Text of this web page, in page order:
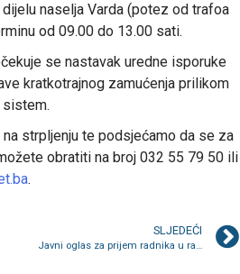
naselja Varda (potez od trafoa
od 09.00 do 13.00 sati.
se nastavak uredne isporuke
kratkotrajnog zamućenja prilikom
sistem.
strpljenju te podsjećamo da se za
obratiti na broj 032 55 79 50 ili
.
SLJEDEĆI
Javni oglas za prijem radnika u radni odnos na određeno i neodređeno radno vrijeme